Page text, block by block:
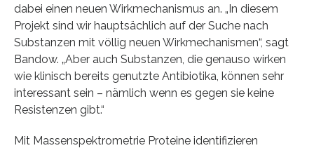
dabei einen neuen Wirkmechanismus an. „In diesem
Projekt sind wir hauptsächlich auf der Suche nach
Substanzen mit völlig neuen Wirkmechanismen“, sagt
Bandow. „Aber auch Substanzen, die genauso wirken
wie klinisch bereits genutzte Antibiotika, können sehr
interessant sein – nämlich wenn es gegen sie keine
Resistenzen gibt.“
Mit Massenspektrometrie Proteine identifizieren